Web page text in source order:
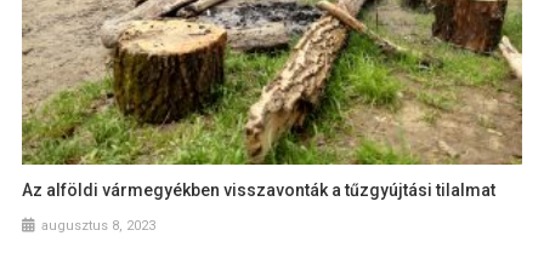
Az alföldi vármegyékben visszavonták a tűzgyújtási tilalmat
augusztus 8, 2023